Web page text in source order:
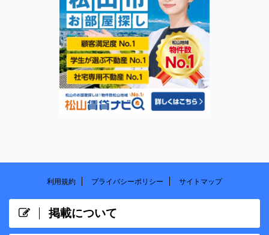
利用規約 プライバシーポリシー サイトマップ
掲載について